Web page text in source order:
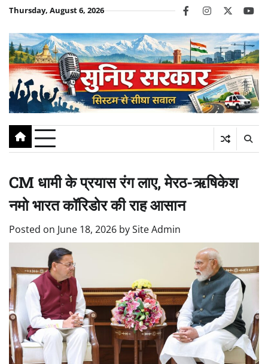
Skip
content
Thursday, August 6, 2026 facebookinstagram
twitter
CM धामी के प्रयास रंग लाए, मेरठ-ऋषिकेश
नमो भारत कॉरिडोर की राह आसान
Posted on June 18, 2026 bySite Admin